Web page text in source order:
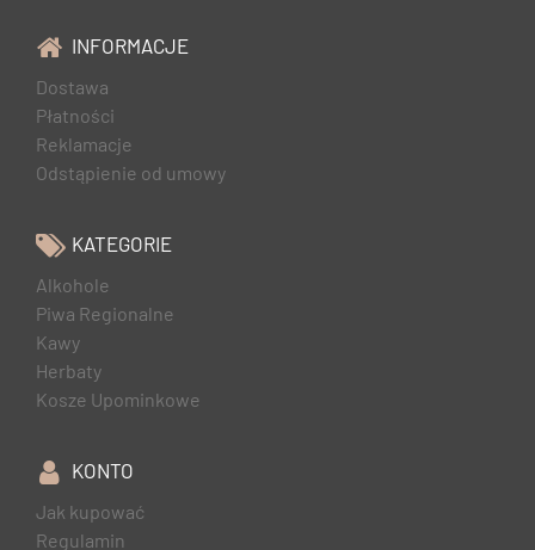
INFORMACJE
Dostawa
Płatności
Reklamacje
Odstąpienie od umowy
KATEGORIE
Alkohole
Piwa Regionalne
Kawy
Herbaty
Kosze Upominkowe
KONTO
Jak kupować
Regulamin